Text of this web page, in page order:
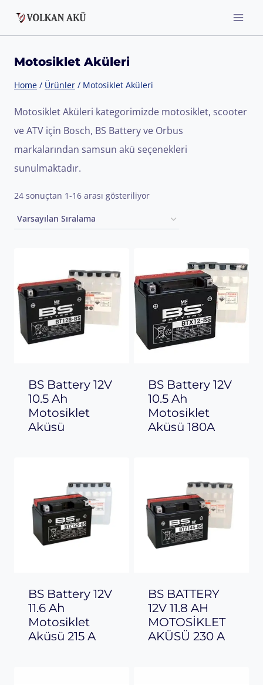
Motosiklet Aküleri
Home / Ürünler / Motosiklet Aküleri
Motosiklet Aküleri kategorimizde motosiklet, scooter
ve ATV için Bosch, BS Battery ve Orbus
markalarından samsun akü seçenekleri
sunulmaktadır.
24 sonuçtan 1-16 arası gösteriliyor
BS Battery 12V
10.5 Ah
Motosiklet
Aküsü
BS Battery 12V
10.5 Ah
Motosiklet
Aküsü 180A
BS Battery 12V
11.6 Ah
Motosiklet
Aküsü 215 A
BS BATTERY
12V 11.8 AH
MOTOSİKLET
AKÜSÜ 230 A